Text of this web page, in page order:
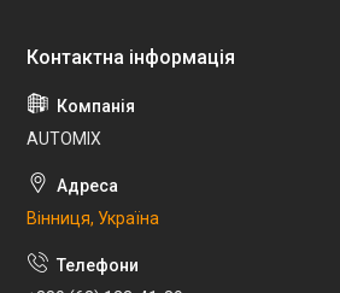
AUTOMIX
Вінниця, Україна